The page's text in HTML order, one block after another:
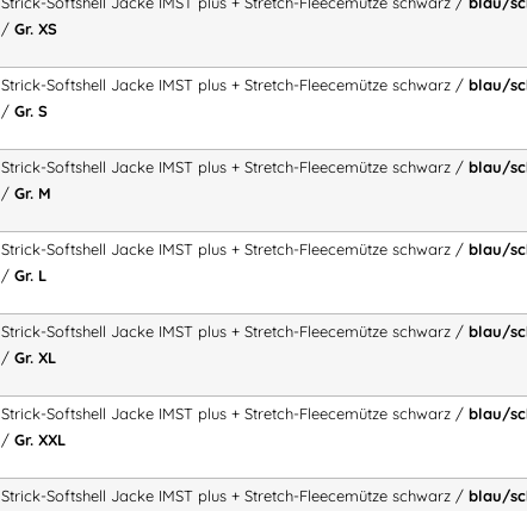
Eine Brusttasche mit
Material:Strick / Softshell, 100%
/ Gr. XS
Strick-Softshell Jacke IMST plus + Stretch-Fleecemütze schwarz / blau/
/ Gr. S
Strick-Softshell Jacke IMST plus + Stretch-Fleecemütze schwarz / blau/
/ Gr. M
Strick-Softshell Jacke IMST plus + Stretch-Fleecemütze schwarz / blau/
/ Gr. L
Strick-Softshell Jacke IMST plus + Stretch-Fleecemütze schwarz / blau/
/ Gr. XL
Strick-Softshell Jacke IMST plus + Stretch-Fleecemütze schwarz / blau/
/ Gr. XXL
Strick-Softshell Jacke IMST plus + Stretch-Fleecemütze schwarz / blau/